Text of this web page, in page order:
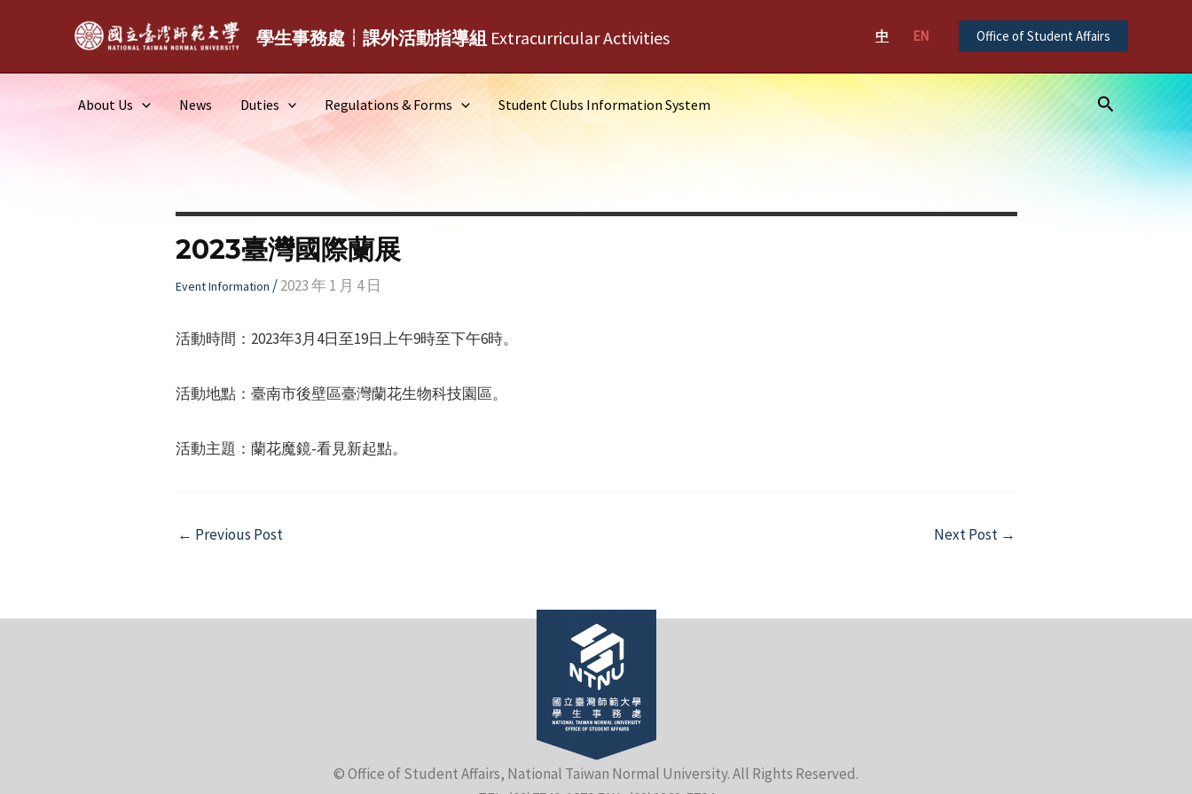
學生事務處┆課外活動指導組 Extracurricular Activities 中 EN Office of Student Affairs
About Us News Duties Regulations & Forms Student Clubs Information System Search
2023臺灣國際蘭展
Event Information /2023 年 1 月 4 日
活動時間：2023年3月4日至19日上午9時至下午6時。
活動地點：臺南市後壁區臺灣蘭花生物科技園區。
活動主題：蘭花魔鏡-看見新起點。
Post
← Previous Post Next Post →
© Office of Student Affairs, National Taiwan Normal University. All Rights Reserved.